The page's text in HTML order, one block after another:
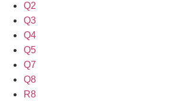
Q2
Q3
Q4
Q5
Q7
Q8
R8